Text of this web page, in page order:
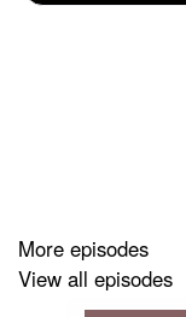
باشید، به ما
More episodes
View all episodes